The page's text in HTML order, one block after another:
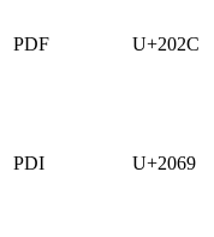
PDF U+202C
PDI U+2069